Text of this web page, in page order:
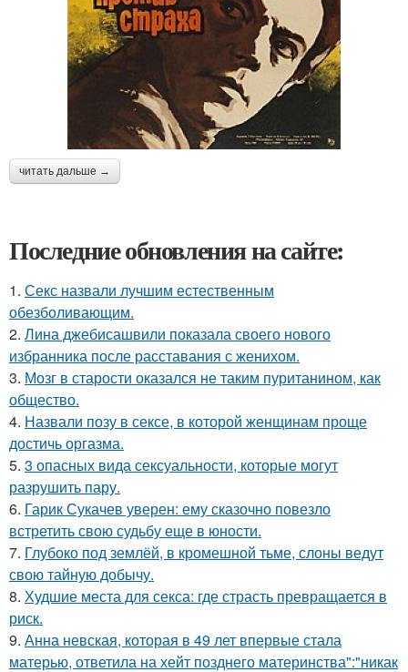
читать дальше →
Последние обновления на сайте:
1. Секс назвали лучшим естественным
обезболивающим.
2. Лина джебисашвили показала своего нового
избранника после расставания с женихом.
3. Мозг в старости оказался не таким пуританином, как
общество.
4. Назвали позу в сексе, в которой женщинам проще
достичь оргазма.
5. 3 опасных вида сексуальности, которые могут
разрушить пару.
6. Гарик Сукачев уверен: ему сказочно повезло
встретить свою судьбу еще в юности.
7. Глубоко под землёй, в кромешной тьме, слоны ведут
свою тайную добычу.
8. Худшие места для секса: где страсть превращается в
риск.
9. Анна невская, которая в 49 лет впервые стала
матерью, ответила на хейт позднего материнства":"никак